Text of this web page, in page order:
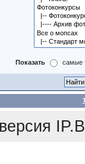
Показать самые